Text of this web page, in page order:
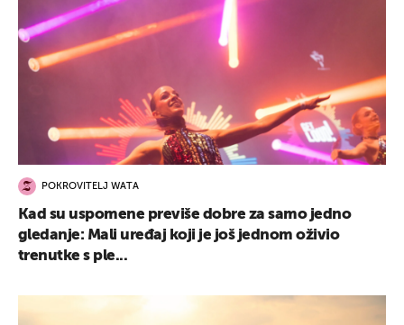
POKROVITELJ WATA
Kad su uspomene previše dobre za samo jedno
gledanje: Mali uređaj koji je još jednom oživio
trenutke s ple...